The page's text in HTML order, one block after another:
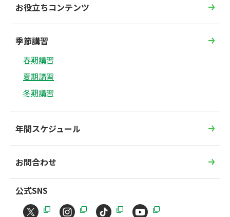
お役立ちコンテンツ
季節講習
春期講習
夏期講習
冬期講習
年間スケジュール
お問合わせ
公式SNS